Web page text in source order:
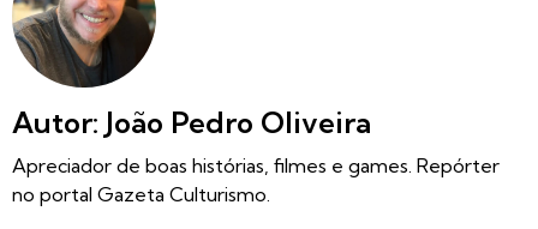
Autor: João Pedro Oliveira
Apreciador de boas histórias, filmes e games. Repórter
no portal Gazeta Culturismo.